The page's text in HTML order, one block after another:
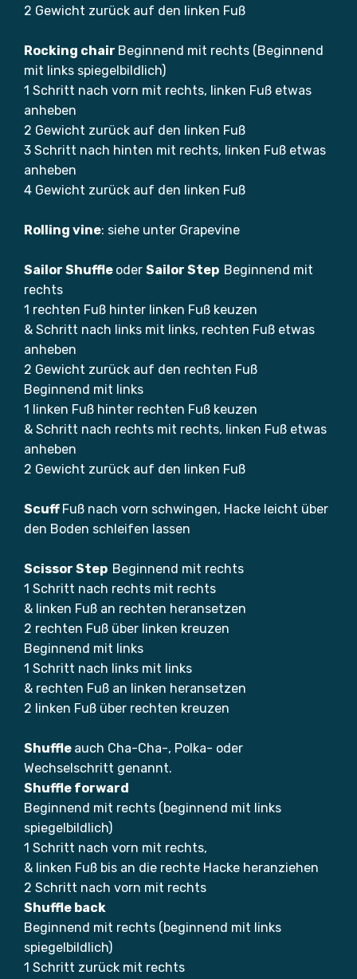
2 Gewicht zurück auf den linken Fuß
Rocking chair Beginnend mit rechts (Beginnend
mit links spiegelbildlich)
1 Schritt nach vorn mit rechts, linken Fuß etwas
anheben
2 Gewicht zurück auf den linken Fuß
3 Schritt nach hinten mit rechts, linken Fuß etwas
anheben
4 Gewicht zurück auf den linken Fuß
Rolling vine: siehe unter Grapevine
Sailor Shuffle oder Sailor Step Beginnend mit
rechts
1 rechten Fuß hinter linken Fuß keuzen
& Schritt nach links mit links, rechten Fuß etwas
anheben
2 Gewicht zurück auf den rechten Fuß
Beginnend mit links
1 linken Fuß hinter rechten Fuß keuzen
& Schritt nach rechts mit rechts, linken Fuß etwas
anheben
2 Gewicht zurück auf den linken Fuß
Scuff Fuß nach vorn schwingen, Hacke leicht über
den Boden schleifen lassen
Scissor Step Beginnend mit rechts
1 Schritt nach rechts mit rechts
& linken Fuß an rechten heransetzen
2 rechten Fuß über linken kreuzen
Beginnend mit links
1 Schritt nach links mit links
& rechten Fuß an linken heransetzen
2 linken Fuß über rechten kreuzen
Shuffle auch Cha-Cha-, Polka- oder
Wechselschritt genannt.
Shuffle forward
Beginnend mit rechts (beginnend mit links
spiegelbildlich)
1 Schritt nach vorn mit rechts,
& linken Fuß bis an die rechte Hacke heranziehen
2 Schritt nach vorn mit rechts
Shuffle back
Beginnend mit rechts (beginnend mit links
spiegelbildlich)
1 Schritt zurück mit rechts